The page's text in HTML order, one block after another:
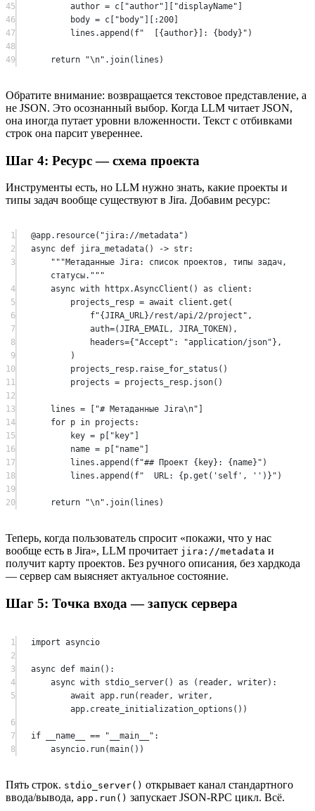
45
author = c[ "author" ][ "displayName" ]
46
body = c[ "body" ][:200]
47
lines.append( f"  [{author} ]: { body} " )
48
49
return "\n" .join(lines)
Обратите внимание: возвращается текстовое представление, а
не JSON. Это осознанный выбор. Когда LLM читает JSON,
она иногда путает уровни вложенности. Текст с отбивками
строк она парсит увереннее.
Шаг 4: Ресурс — схема проекта
Инструменты есть, но LLM нужно знать, какие проекты и
типы задач вообще существуют в Jira. Добавим ресурс:
1 @app.resource( "jira://metadata" )
2
async def jira_metadata() -> str:
3
"""Метаданные Jira: список проектов, типы задач,
статусы."""
4
async with httpx.AsyncClient() as client:
5
projects_resp = await client.get(
6
f"{JIRA_URL}/rest/api/2/project" ,
7
auth=(JIRA_EMAIL, JIRA_TOKEN ),
8
headers={ "Accept" : "application/json" },
9
)
10
projects_resp.raise_for_status()
11
projects = projects_resp.json()
12
13
lines = [ "# Метаданные Jira\n"
14
for p in projects:
15
key = p[ "key"
16
name = p[ "name"
17
lines.append( f"## Проект { key} : { name} " )
18
lines.append( f"  URL: { p.get( 'self' , '' ) } " )
19
20
return "\n" .join(lines)
Теперь, когда пользователь спросит «покажи, что у нас
вообще есть в Jira», LLM прочитает jira://metadata и
получит карту проектов. Без ручного описания, без хардкода
— сервер сам выясняет актуальное состояние.
Шаг 5: Точка входа — запуск сервера
1 import asyncio
2
3
async def main():
4
async with stdio_server() as (reader, writer):
5
await app.run(reader, writer,
app.create_initialization_options())
6
7
if __name__ == "__main__" :
8
asyncio.run(main())
Пять строк. stdio_server() открывает канал стандартного
ввода/вывода, app.run() запускает JSON-RPC цикл. Всё.